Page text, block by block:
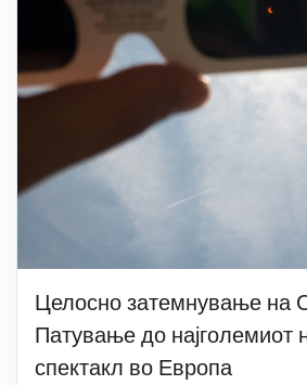
Целосно затемнување на
Патување до најголемиот
спектакл во Европа